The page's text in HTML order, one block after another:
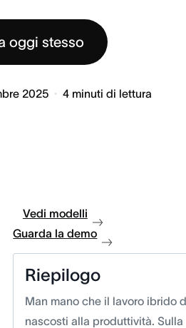
oggi stesso
2025 4 minuti di lettura
Vedi modelli
Guarda la demo
Riepilogo
Man mano che il lavoro ibrido
nascosti alla produttività.